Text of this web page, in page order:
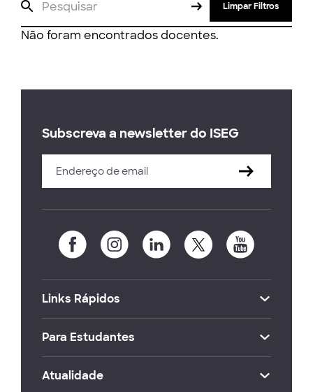
Limpar Filtros
Não foram encontrados docentes.
Subscreva a newsletter do ISEG
Links Rápidos
Para Estudantes
Atualidade